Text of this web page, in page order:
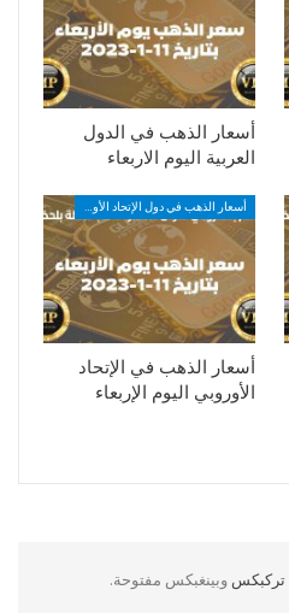
أسعار الذهب في الدول
العربية اليوم الاربعاء
أسعار الذهب في الإتحاد
الأوروبي اليوم الإربعاء
تركبكس وبينغبكس مفتوحة.